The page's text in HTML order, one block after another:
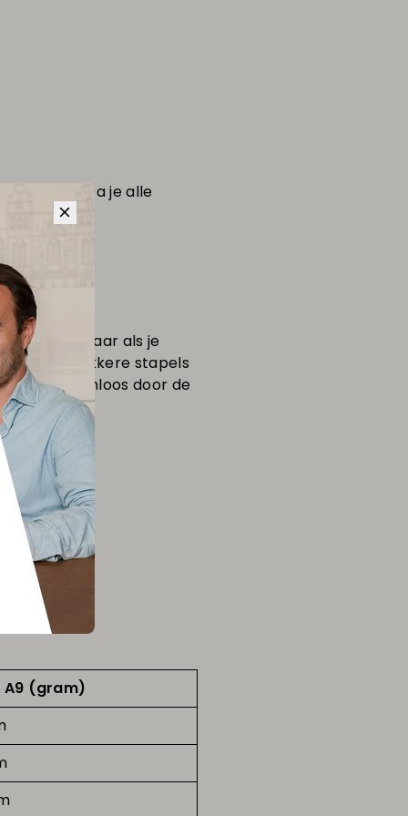
zodra je alle
envelop
, maar als je
of dikkere stapels
probleemloos door de
A9 (gram)